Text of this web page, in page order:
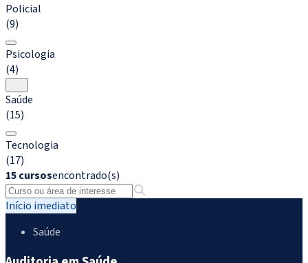
Policial
(9)
Psicologia
(4)
Saúde
(15)
Tecnologia
(17)
15 cursosencontrado(s)
Início imediato
Saúde